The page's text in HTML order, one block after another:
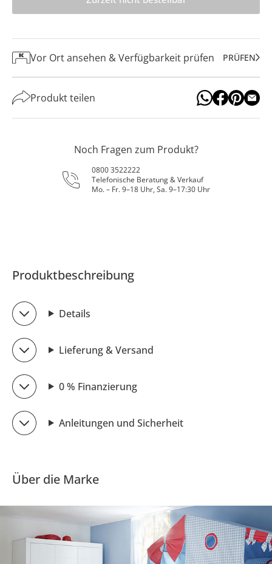
Vor Ort ansehen & Verfügbarkeit prüfen PRÜFEN
Produkt teilen
Noch Fragen zum Produkt?
0800 3522222
Telefonische Beratung & Verkauf
Mo. – Fr. 9–18 Uhr, Sa. 9–17:30 Uhr
Produktbeschreibung
Details
Lieferung & Versand
0 % Finanzierung
Anleitungen und Sicherheit
Über die Marke